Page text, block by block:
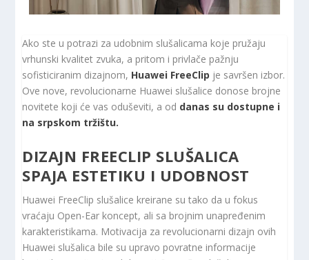
Ako ste u potrazi za udobnim slušalicama koje pružaju
vrhunski kvalitet zvuka, a pritom i privlače pažnju
sofisticiranim dizajnom, Huawei FreeClip je savršen izbor.
Ove nove, revolucionarne Huawei slušalice donose brojne
novitete koji će vas oduševiti, a od danas su dostupne i
na srpskom tržištu.
DIZAJN FREECLIP SLUŠALICA
SPAJA ESTETIKU I UDOBNOST
Huawei FreeClip slušalice kreirane su tako da u fokus
vraćaju Open-Ear koncept, ali sa brojnim unapređenim
karakteristikama. Motivacija za revolucionarni dizajn ovih
Huawei slušalica bile su upravo povratne informacije